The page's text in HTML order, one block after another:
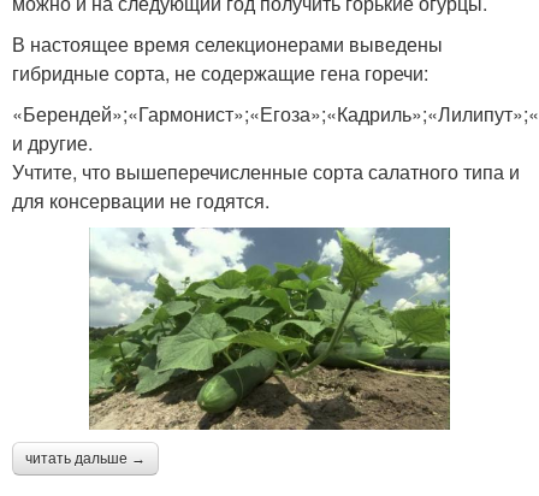
В настоящее время селекционерами выведены
гибридные сорта, не содержащие гена горечи:
и другие.
Учтите, что вышеперечисленные сорта салатного типа и
для консервации не годятся.
читать дальше →